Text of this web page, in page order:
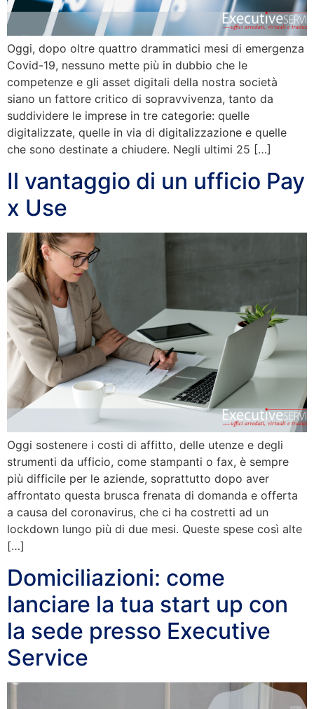
Oggi, dopo oltre quattro drammatici mesi di emergenza
Covid-19, nessuno mette più in dubbio che le
competenze e gli asset digitali della nostra società
siano un fattore critico di sopravvivenza, tanto da
suddividere le imprese in tre categorie: quelle
digitalizzate, quelle in via di digitalizzazione e quelle
che sono destinate a chiudere. Negli ultimi 25 […]
Il vantaggio di un ufficio Pay
x Use
Oggi sostenere i costi di affitto, delle utenze e degli
strumenti da ufficio, come stampanti o fax, è sempre
più difficile per le aziende, soprattutto dopo aver
affrontato questa brusca frenata di domanda e offerta
a causa del coronavirus, che ci ha costretti ad un
lockdown lungo più di due mesi. Queste spese così alte
[…]
Domiciliazioni: come
lanciare la tua start up con
la sede presso Executive
Service